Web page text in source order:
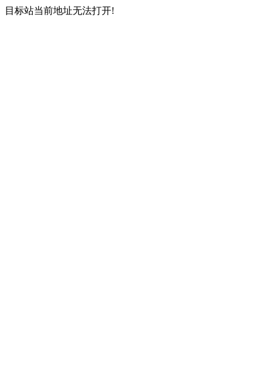
目标站当前地址无法打开!